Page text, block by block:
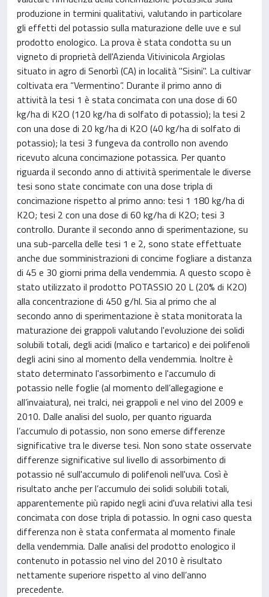
produzione in termini qualitativi, valutando in particolare
gli effetti del potassio sulla maturazione delle uve e sul
prodotto enologico. La prova è stata condotta su un
vigneto di proprietà dell'Azienda Vitivinicola Argiolas
situato in agro di Senorbì (CA) in località "Sisini". La cultivar
coltivata era “Vermentino”. Durante il primo anno di
attività la tesi 1 è stata concimata con una dose di 60
kg/ha di K2O (120 kg/ha di solfato di potassio); la tesi 2
con una dose di 20 kg/ha di K2O (40 kg/ha di solfato di
potassio); la tesi 3 fungeva da controllo non avendo
ricevuto alcuna concimazione potassica. Per quanto
riguarda il secondo anno di attività sperimentale le diverse
tesi sono state concimate con una dose tripla di
concimazione rispetto al primo anno: tesi 1 180 kg/ha di
K2O; tesi 2 con una dose di 60 kg/ha di K2O; tesi 3
controllo. Durante il secondo anno di sperimentazione, su
una sub-parcella delle tesi 1 e 2, sono state effettuate
anche due somministrazioni di concime fogliare a distanza
di 45 e 30 giorni prima della vendemmia. A questo scopo è
stato utilizzato il prodotto POTASSIO 20 L (20% di K2O)
alla concentrazione di 450 g/hl. Sia al primo che al
secondo anno di sperimentazione è stata monitorata la
maturazione dei grappoli valutando l'evoluzione dei solidi
solubili totali, degli acidi (malico e tartarico) e dei polifenoli
degli acini sino al momento della vendemmia. Inoltre è
stato determinato l'assorbimento e l'accumulo di
potassio nelle foglie (al momento dell’allegagione e
all’invaiatura), nei tralci, nei grappoli e nel vino del 2009 e
2010. Dalle analisi del suolo, per quanto riguarda
l’accumulo di potassio, non sono emerse differenze
significative tra le diverse tesi. Non sono state osservate
differenze significative sul livello di assorbimento di
potassio né sull'accumulo di polifenoli nell'uva. Così è
risultato anche per l’accumulo dei solidi solubili totali,
apparentemente più rapido negli acini d'uva relativi alla tesi
concimata con dose tripla di potassio. In ogni caso questa
differenza non è stata confermata al momento finale
della vendemmia. Dalle analisi del prodotto enologico il
contenuto in potassio nel vino del 2010 è risultato
nettamente superiore rispetto al vino dell’anno
precedente.